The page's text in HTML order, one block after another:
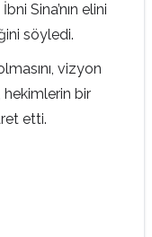
Sina’nın elini
söyledi.
vizyon
hekimlerin bir
etti.